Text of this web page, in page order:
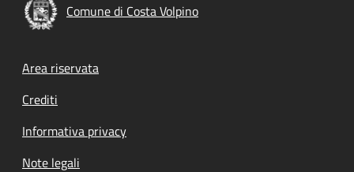
Comune di Costa Volpino
Footer menu
Area riservata
Crediti
Informativa privacy
Note legali